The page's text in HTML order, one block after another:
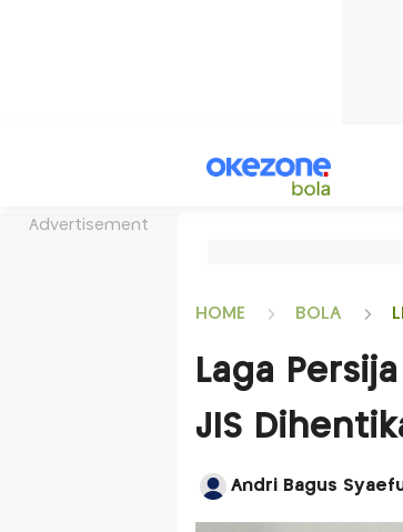
Advertisement
HOME BOLA
Laga
JIS
Andri Bagus